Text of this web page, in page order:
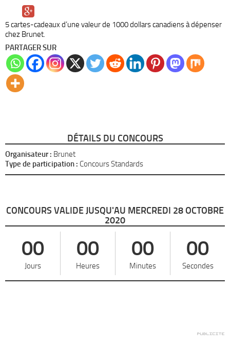
5 cartes-cadeaux d’une valeur de 1000 dollars canadiens à dépenser
chez Brunet.
PARTAGER SUR
DÉTAILS DU CONCOURS
Organisateur : Brunet
Type de participation : Concours Standards
CONCOURS VALIDE JUSQU'AU MERCREDI 28 OCTOBRE
2020
00
Jours
00
Heures
00
Minutes
00
Secondes